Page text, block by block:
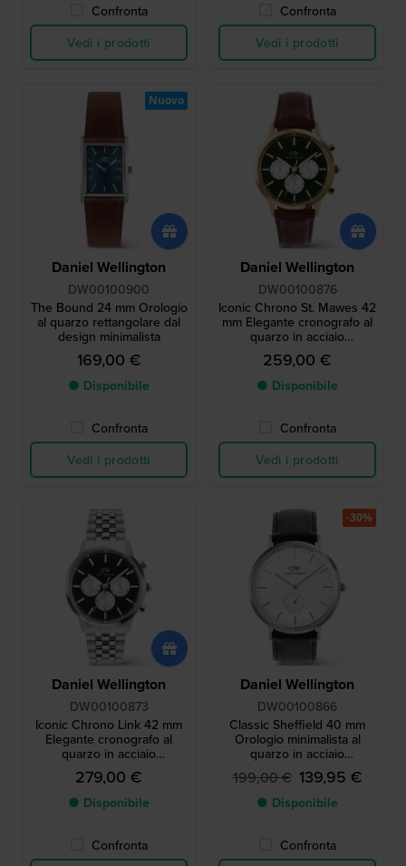
Confronta
Vedi i prodotti
Confronta
Vedi i prodotti
Daniel Wellington
DW00100900
The Bound 24 mm Orologio
al quarzo rettangolare dal
design minimalista
169,00 €
● Disponibile
Confronta
Vedi i prodotti
Nuovo
Daniel Wellington
DW00100876
Iconic Chrono St. Mawes 42
mm Elegante cronografo al
quarzo in acciaio
inossidabile
259,00 €
● Disponibile
Confronta
Vedi i prodotti
Daniel Wellington
DW00100873
Iconic Chrono Link 42 mm
Elegante cronografo al
quarzo in acciaio
inossidabile
279,00 €
● Disponibile
Confronta
Daniel Wellington
DW00100866
Classic Sheffield 40 mm
Orologio minimalista al
quarzo in acciaio
inossidabile con piccoli
secondi
199,00 € 139,95 €
● Disponibile
Confronta
-30%